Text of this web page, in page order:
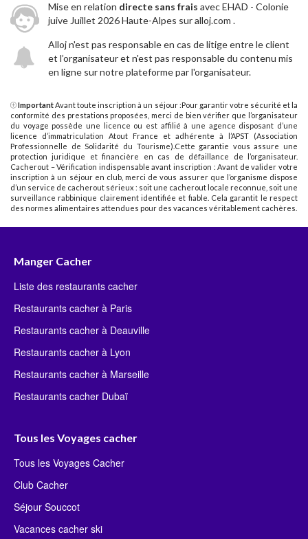
Mise en relation directe sans frais avec EHAD - Colonie
juive Juillet 2026 Haute-Alpes sur alloj.com .
Alloj n'est pas responsable en cas de litige entre le client
et l’organisateur et n'est pas responsable du contenu mis
en ligne sur notre plateforme par l'organisateur.
ImportantAvant toute inscription à un séjour :Pour garantir votre sécurité et la
conformité des prestations proposées, merci de bien vérifier que l’organisateur
du voyage possède une licence ou est affilié à une agence disposant d’une
licence d’immatriculation Atout France et adhérente à l’APST (Association
Professionnelle de Solidarité du Tourisme).Cette garantie vous assure une
protection juridique et financière en cas de défaillance de l’organisateur.
Cacherout – Vérification indispensable avant inscription : Avant de valider votre
inscription à un séjour en club, merci de vous assurer que l’organisme dispose
d’un service de cacherout sérieux : soit une cacherout locale reconnue, soit une
surveillance rabbinique clairement identifiée et fiable. Cela garantit le respect
des normes alimentaires attendues pour des vacances véritablement cachères.
Manger Cacher
Liste des restaurants cacher
Restaurants cacher à Paris
Restaurants cacher à Deauville
Restaurants cacher à Lyon
Restaurants cacher à Marseille
Restaurants cacher Dubaï
Tous les Voyages cacher
Tous les Voyages Cacher
Club Cacher
Séjour Souccot
Vacances cacher ski